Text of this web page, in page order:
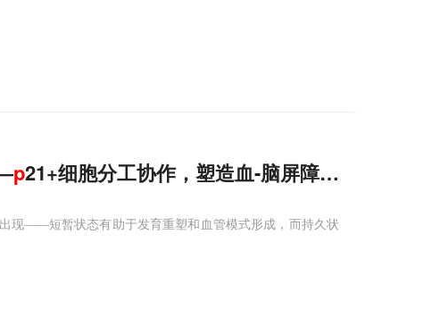
p21+细胞分工协作，塑造血-脑屏障与脉络丛
现——短暂状态有助于发育重塑和血管模式形成，而持久状